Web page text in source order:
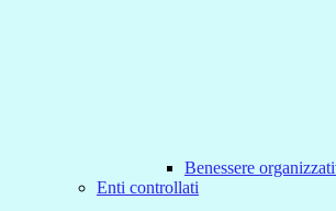
Benessere
Enti controllati